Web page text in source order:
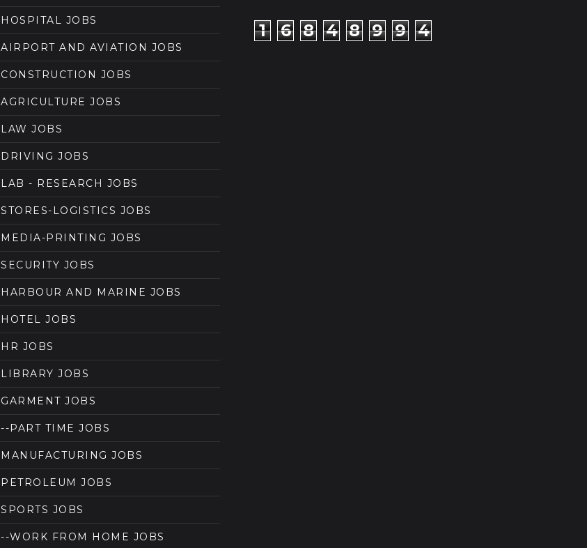
HOSPITAL JOBS
AIRPORT AND AVIATION JOBS
CONSTRUCTION JOBS
AGRICULTURE JOBS
LAW JOBS
DRIVING JOBS
LAB - RESEARCH JOBS
STORES-LOGISTICS JOBS
MEDIA-PRINTING JOBS
SECURITY JOBS
HARBOUR AND MARINE JOBS
HOTEL JOBS
HR JOBS
LIBRARY JOBS
GARMENT JOBS
--PART TIME JOBS
MANUFACTURING JOBS
PETROLEUM JOBS
SPORTS JOBS
--WORK FROM HOME JOBS
1 6 8 4 8 9 9 4